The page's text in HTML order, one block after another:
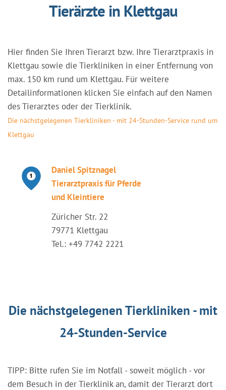
Tierärzte in Klettgau
Hier finden Sie Ihren Tierarzt bzw. Ihre Tierarztpraxis in
Klettgau sowie die Tierkliniken in einer Entfernung von
max. 150 km rund um Klettgau. Für weitere
Detailinformationen klicken Sie einfach auf den Namen
des Tierarztes oder der Tierklinik.
Die nächstgelegenen Tierkliniken - mit 24-Stunden-Service rund um
Klettgau
Daniel Spitznagel
Tierarztpraxis für Pferde
und Kleintiere
Züricher Str. 22
79771 Klettgau
Tel.: +49 7742 2221
Die nächstgelegenen Tierkliniken - mit
24-Stunden-Service
TIPP: Bitte rufen Sie im Notfall - soweit möglich - vor
dem Besuch in der Tierklinik an, damit der Tierarzt dort